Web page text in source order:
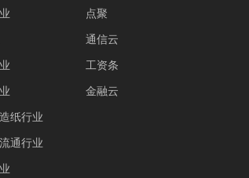
纸行业
通行业
点聚
通信云
工资条
金融云